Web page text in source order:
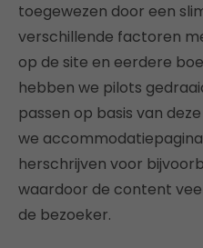
toegewezen door een
verschillende factoren
op de site en eerdere
hebben we pilots
passen op basis van
we
herschrijven voor
waardoor de content
de bezoeker.